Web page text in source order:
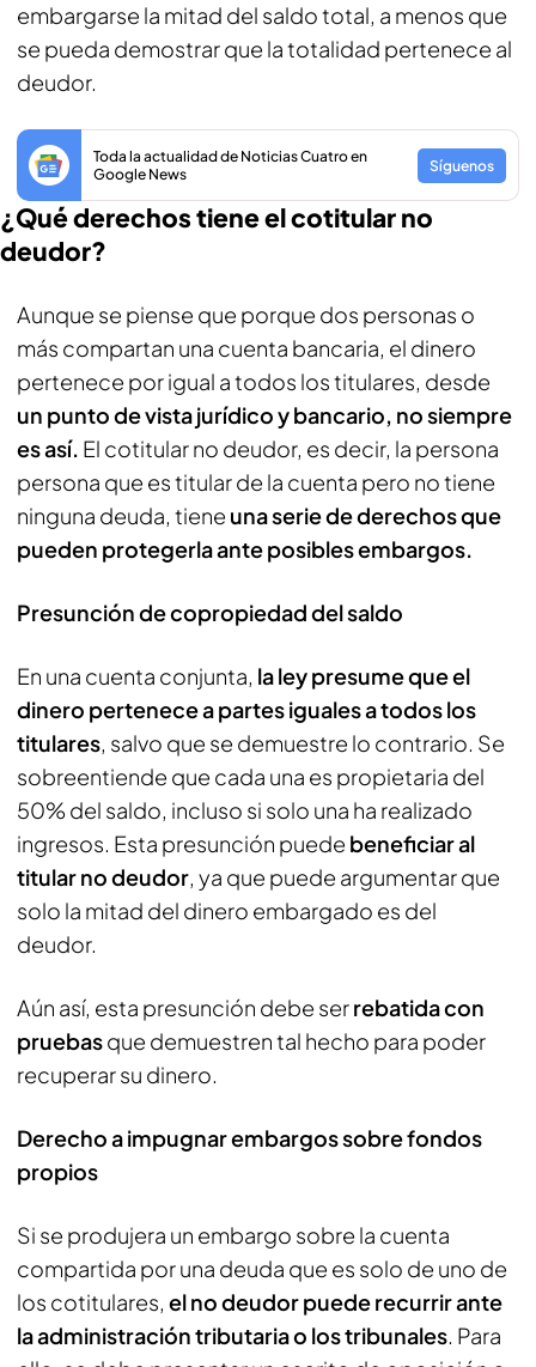
embargarse la mitad del saldo total, a menos que
se pueda demostrar que la totalidad pertenece al
deudor.
Toda la actualidad de Noticias Cuatro en
Google News
Síguenos
¿Qué derechos tiene el cotitular no
deudor?
Aunque se piense que porque dos personas o
más compartan una cuenta bancaria, el dinero
pertenece por igual a todos los titulares, desde
un punto de vista jurídico y bancario, no siempre
es así. El cotitular no deudor, es decir, la persona
persona que es titular de la cuenta pero no tiene
ninguna deuda, tiene una serie de derechos que
pueden protegerla ante posibles embargos.
Presunción de copropiedad del saldo
En una cuenta conjunta, la ley presume que el
dinero pertenece a partes iguales a todos los
titulares, salvo que se demuestre lo contrario. Se
sobreentiende que cada una es propietaria del
50% del saldo, incluso si solo una ha realizado
ingresos. Esta presunción puede beneficiar al
titular no deudor, ya que puede argumentar que
solo la mitad del dinero embargado es del
deudor.
Aún así, esta presunción debe serrebatida con
pruebasque demuestren tal hecho para poder
recuperar su dinero.
Derecho a impugnar embargos sobre fondos
propios
Si se produjera un embargo sobre la cuenta
compartida por una deuda que es solo de uno de
los cotitulares, el no deudor puede recurrir ante
la administración tributaria o los tribunales. Para